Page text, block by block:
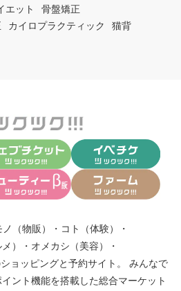
エット
骨盤矯正
カイロプラクティック
猫背
ノ（物販） ・ コト（体験）
・
）
・ オメカシ（美容）
・
ョッピングと予約サイト。
みんなで
ント機能を搭載した総合マーケット